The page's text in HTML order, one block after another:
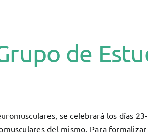
de
se celebrará los días
del mismo. Para